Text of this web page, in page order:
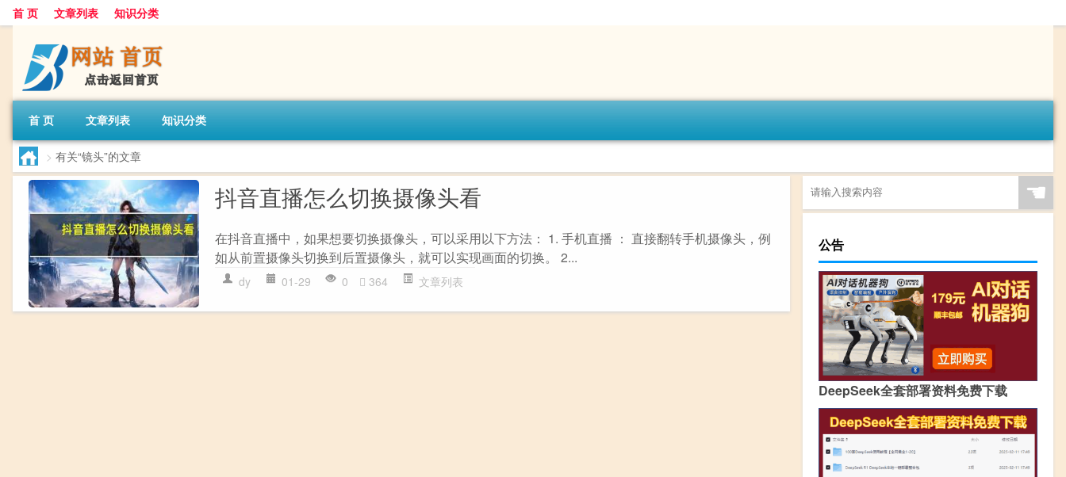
首 页 文章列表 知识分类
首 页 文章列表 知识分类
> 有关“镜头”的文章
抖音直播怎么切换摄像头看
在抖音直播中，如果想要切换摄像头，可以采用以下方法： 1. 手机直播 ： 直接翻转手机摄像头，例
如从前置摄像头切换到后置摄像头，就可以实现画面的切换。 2...
dy 01-29 0 364 文章列表
☚
公告
DeepSeek全套部署资料免费下载